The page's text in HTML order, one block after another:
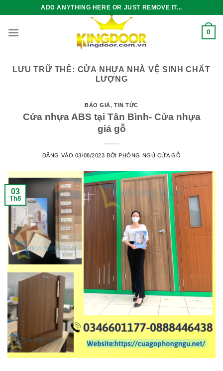
nội
ADD ANYTHING HERE OR JUST REMOVE IT...
0
LƯU TRỮ THẺ: CỬA NHỰA NHÀ VỆ SINH CHẤT
LƯỢNG
BÁO GIÁ,TIN TỨC
Cửa nhựa ABS tại Tân Bình- Cửa nhựa
giả gỗ
ĐĂNG VÀO 03/08/2023 BỞIPHÒNG NGỦ CỬA GỖ
03
Th8